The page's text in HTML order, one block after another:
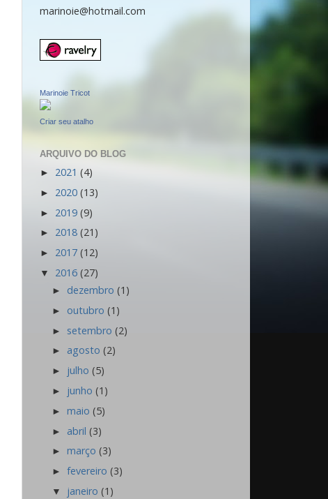
marinoie@hotmail.com
Marinoie Tricot
Criar seu atalho
ARQUIVO DO BLOG
► 2021 (4)
► 2020 (13)
► 2019 (9)
► 2018 (21)
► 2017 (12)
▼ 2016 (27)
► dezembro(1)
► outubro(1)
► setembro (2)
► agosto (2)
► julho (5)
► junho (1)
►maio (5)
► abril (3)
►março (3)
►fevereiro (3)
▼ janeiro (1)